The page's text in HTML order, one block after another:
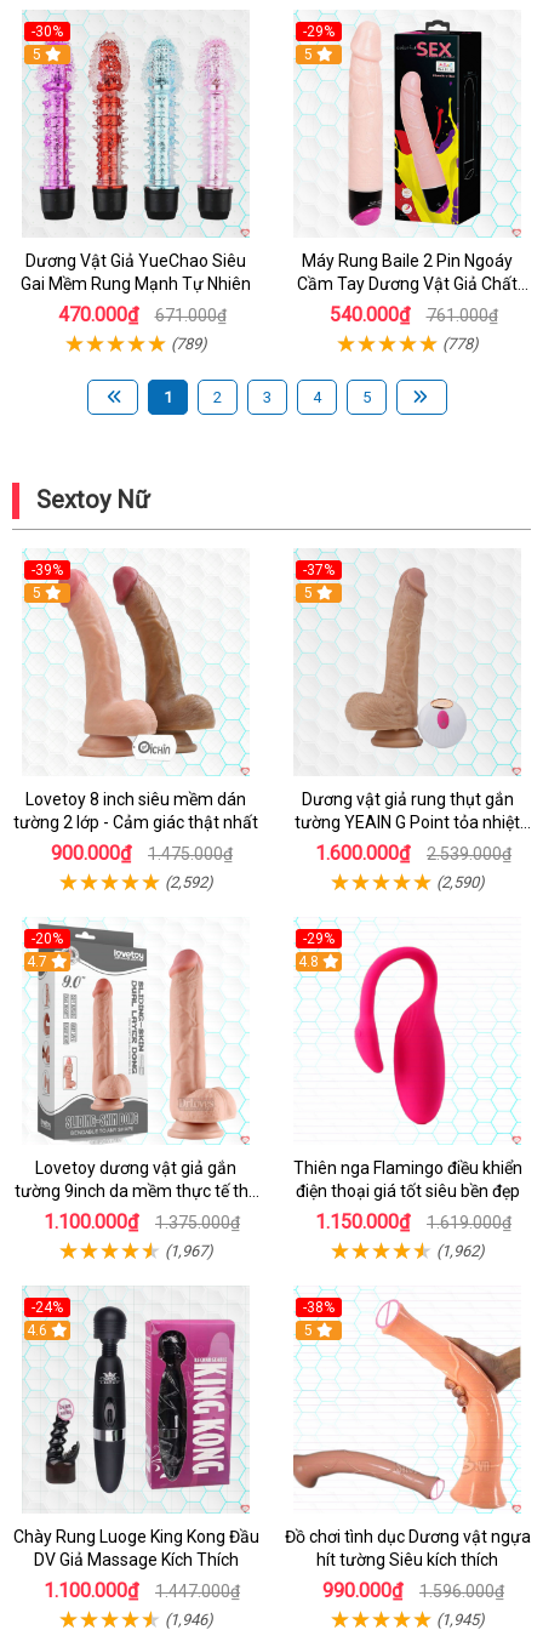
-30%
Hot
5
Dương Vật Giả YueChao Siêu
Gai Mềm Rung Mạnh Tự Nhiên
470.000₫ 671.000₫
(789)
-29%
Hot
5
Máy Rung Baile 2 Pin Ngoáy
Cầm Tay Dương Vật Giả Chất
Lượng
540.000₫ 761.000₫
(778)
1 2 3 4 5
Sextoy Nữ
-39%
Hot
5
Lovetoy 8 inch siêu mềm dán
tường 2 lớp - Cảm giác thật nhất
900.000₫ 1.475.000₫
(2,592)
-37%
5
Dương vật giả rung thụt gắn
tường YEAIN G Point tỏa nhiệt
điều khiển từ xa
1.600.000₫ 2.539.000₫
(2,590)
-20%
Hot
4.7
Lovetoy dương vật giả gắn
tường 9inch da mềm thực tế thú
vị
1.100.000₫ 1.375.000₫
(1,967)
-29%
Hot
4.8
Thiên nga Flamingo điều khiển
điện thoại giá tốt siêu bền đẹp
1.150.000₫ 1.619.000₫
(1,962)
-24%
4.6
Chày Rung Luoge King Kong Đầu
DV Giả Massage Kích Thích
1.100.000₫ 1.447.000₫
(1,946)
-38%
Hot
5
Đồ chơi tình dục Dương vật ngựa
hít tường Siêu kích thích
990.000₫ 1.596.000₫
(1,945)